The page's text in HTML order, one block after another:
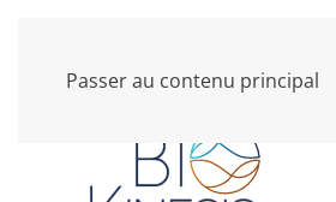
Passer au contenu principal